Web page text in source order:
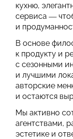
кухню,
сервиса —
и
В основе
к продукту и
с сезонными
и лучшими
авторские
и остаются
Мы активно
агентствами,
эстетике и